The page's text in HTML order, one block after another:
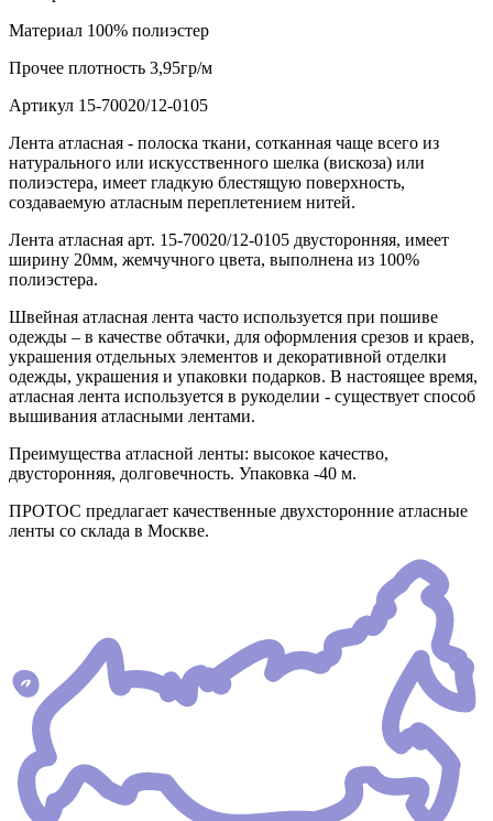
Материал 100% полиэстер
Прочее плотность 3,95гр/м
Артикул 15-70020/12-0105
Лента атласная - полоска ткани, сотканная чаще всего из
натурального или искусственного шелка (вискоза) или
полиэстера, имеет гладкую блестящую поверхность,
создаваемую атласным переплетением нитей.
Лента атласная арт. 15-70020/12-0105 двусторонняя, имеет
ширину 20мм, жемчучного цвета, выполнена из 100%
полиэстера.
Швейная атласная лента часто используется при пошиве
одежды – в качестве обтачки, для оформления срезов и краев,
украшения отдельных элементов и декоративной отделки
одежды, украшения и упаковки подарков. В настоящее время,
атласная лента используется в рукоделии - существует способ
вышивания атласными лентами.
Преимущества атласной ленты: высокое качество,
двусторонняя, долговечность. Упаковка -40 м.
ПРОТОС предлагает качественные двухсторонние атласные
ленты со склада в Москве.